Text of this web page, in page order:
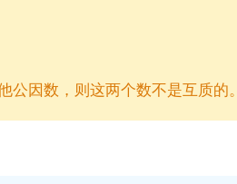
因数，则这两个数不是互质的。